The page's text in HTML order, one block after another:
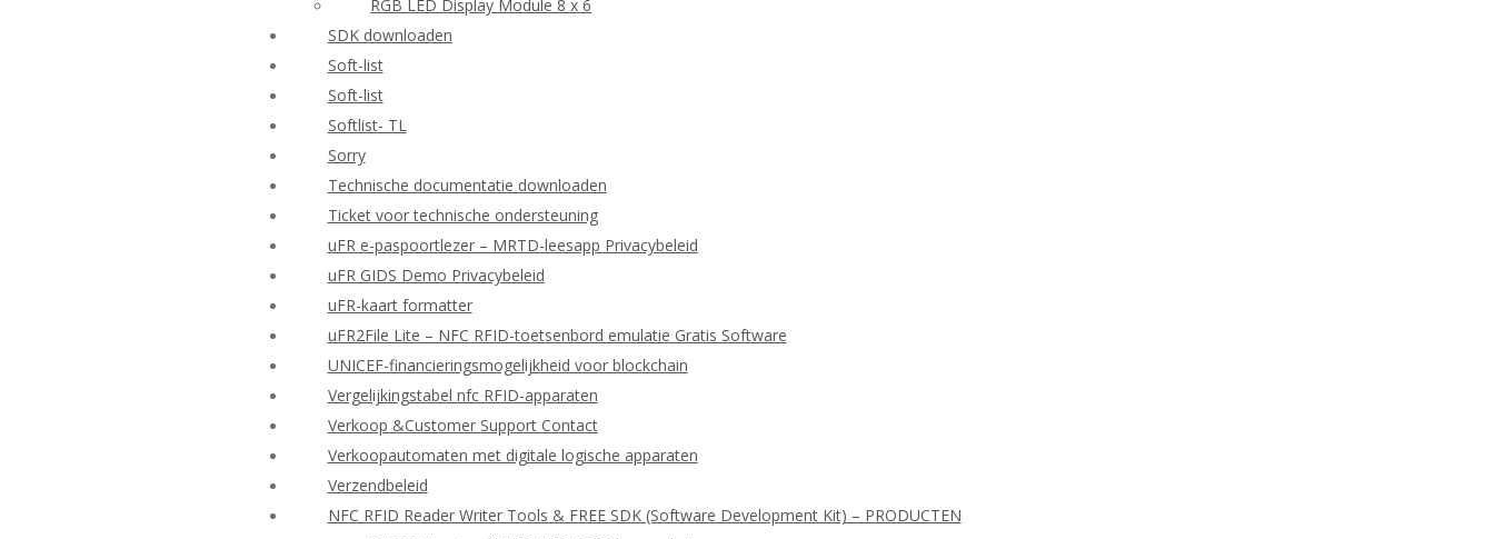
RGB LED Display Module 8 x 6
SDK downloaden
Soft-list
Soft-list
Softlist- TL
Sorry
Technische documentatie downloaden
Ticket voor technische ondersteuning
uFR e-paspoortlezer – MRTD-leesapp Privacybeleid
uFR GIDS Demo Privacybeleid
uFR-kaart formatter
uFR2File Lite – NFC RFID-toetsenbord emulatie Gratis Software
UNICEF-financieringsmogelijkheid voor blockchain
Vergelijkingstabel nfc RFID-apparaten
Verkoop &Customer Support Contact
Verkoopautomaten met digitale logische apparaten
Verzendbeleid
NFC RFID Reader Writer Tools & FREE SDK (Software Development Kit) – PRODUCTEN